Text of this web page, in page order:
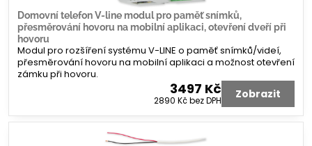
Domovní telefon V-line modul pro paměť snímků,
přesměrování hovoru na mobilní aplikaci, otevření dveří při
hovoru
Modul pro rozšíření systému V-LINE o paměť snímků/videí,
přesměrování hovoru na mobilní aplikaci a možnost otevření
zámku při hovoru.
3497 Kč
2890 Kčbez DPH Zobrazit